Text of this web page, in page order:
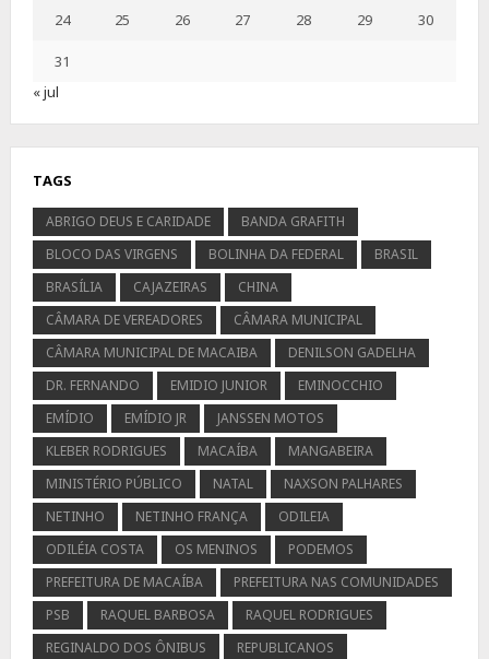
24 25 26 27 28 29 30
31
« jul
TAGS
ABRIGO DEUS E CARIDADE
BANDA GRAFITH
BLOCO DAS VIRGENS
BOLINHA DA FEDERAL
BRASIL
BRASÍLIA
CAJAZEIRAS
CHINA
CÂMARA DE VEREADORES
CÂMARA MUNICIPAL
CÂMARA MUNICIPAL DE MACAIBA
DENILSON GADELHA
DR. FERNANDO
EMIDIO JUNIOR
EMINOCCHIO
EMÍDIO
EMÍDIO JR
JANSSEN MOTOS
KLEBER RODRIGUES
MACAÍBA
MANGABEIRA
MINISTÉRIO PÚBLICO
NATAL
NAXSON PALHARES
NETINHO
NETINHO FRANÇA
ODILEIA
ODILÉIA COSTA
OS MENINOS
PODEMOS
PREFEITURA DE MACAÍBA
PREFEITURA NAS COMUNIDADES
PSB
RAQUEL BARBOSA
RAQUEL RODRIGUES
REGINALDO DOS ÔNIBUS
REPUBLICANOS